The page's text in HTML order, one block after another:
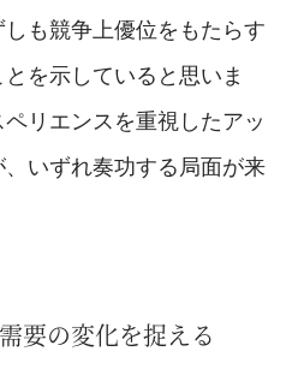
も競争上優位をもたらす
を示していると思いま
リエンスを重視したアッ
いずれ奏功する局面が来
要の変化を捉える